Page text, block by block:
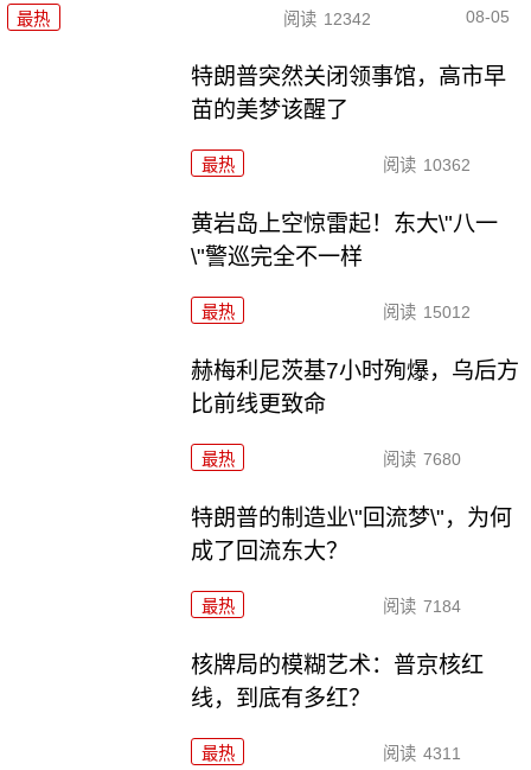
最热 阅读 12342 08-05
特朗普突然关闭领事馆，高市早
苗的美梦该醒了
最热 阅读 10362
黄岩岛上空惊雷起！东大\"八一
\"警巡完全不一样
最热 阅读 15012
赫梅利尼茨基7小时殉爆，乌后方
比前线更致命
最热 阅读 7680
特朗普的制造业\"回流梦\"，为何
成了回流东大？
最热 阅读 7184
核牌局的模糊艺术：普京核红
线，到底有多红？
最热 阅读 4311